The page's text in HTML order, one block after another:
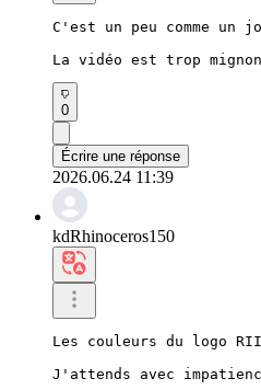
C'est un peu comme un
La vidéo est trop
0
Écrire une réponse
2026.06.24 11:39
kdRhinoceros150
Les couleurs du logo
J'attends avec